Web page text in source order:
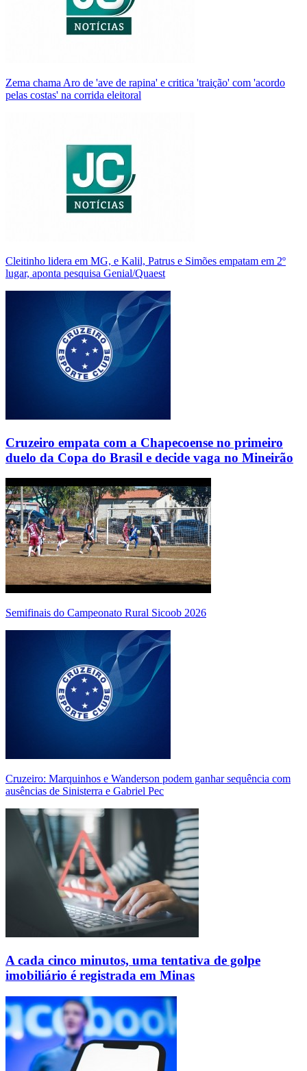
Zema chama Aro de 'ave de rapina' e critica 'traição' com 'acordo
pelas costas' na corrida eleitoral
Cleitinho lidera em MG, e Kalil, Patrus e Simões empatam em 2º
lugar, aponta pesquisa Genial/Quaest
Cruzeiro empata com a Chapecoense no primeiro
duelo da Copa do Brasil e decide vaga no Mineirão
Semifinais do Campeonato Rural Sicoob 2026
Cruzeiro: Marquinhos e Wanderson podem ganhar sequência com
ausências de Sinisterra e Gabriel Pec
A cada cinco minutos, uma tentativa de golpe
imobiliário é registrada em Minas